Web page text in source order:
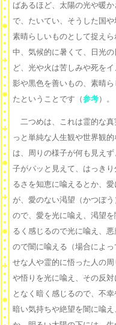
ばあるほど、太陽の光や暖
で、たいてい、そうした国
素晴らしいものとして捉え
中、気候的に暑くて、日光
ど、光や火は苦しみや死を
影や黒色を善いもの、素晴
たということです（参考）。
二つめは、これは霊的な真
っと単純な人生観や世界観
は、周りの様子が何も見え
子がパッと見えて、はっき
るさを知恵に喩えるとか、
が、愛のない渇望（かつぼ
ので、愛を光に喩え、渇望
るく感じるので光に喩え、
ので闇に喩える（場合によ
せな人や霊的に悟った人の
や悟りを光に喩え、その反
となく暗く感じるので、不
暗い気持ちや絶望を闇に喩